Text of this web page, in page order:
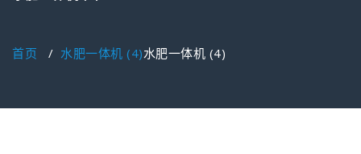
首页 / 水肥一体机 (4)水肥一体机 (4)